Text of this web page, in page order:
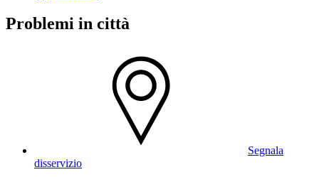
Problemi in città
Segnala
disservizio